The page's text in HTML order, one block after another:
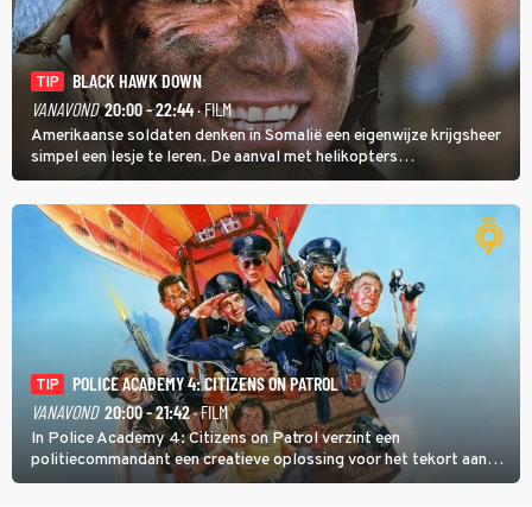
TIP
BLACK HAWK DOWN
VANAVOND 20:00 - 22:44· FILM
Amerikaanse soldaten denken in Somalië een eigenwijze krijgsheer
simpel een lesje te leren. De aanval met helikopters
verloopt in Black Hawk down dramatisch.
TIP
POLICE ACADEMY 4: CITIZENS ON PATROL
VANAVOND 20:00 - 21:42· FILM
In Police Academy 4: Citizens on Patrol verzint een
politiecommandant een creatieve oplossing voor het tekort aan
agenten.